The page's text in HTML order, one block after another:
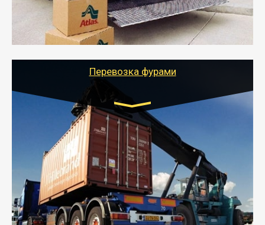
- Тайгер Логистик подберет автотранспорт, быстро и
качественно организует переезд к новому месту
службы или работы с гарантией сохранности груза и
оформлением документов, подтверждающих
Перевозка фурами
Транспорт:
Еврофура Тент от 5 до 10 тонн
грузоподъемность
от 10 000 руб. Возможен догруз
- Доставка фурой до 20 т возможна для больших
объемов грузов, упакованных в коробки, мешки,
паллеты и россыпью в самые отдаленные места
России с гарантией полной сохранности.